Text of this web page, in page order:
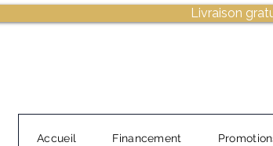
Livraison
Accueil Financement